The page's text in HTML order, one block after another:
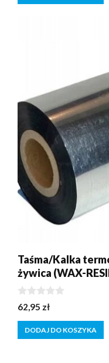
Taśma/Kalka
żywica (WAX-
0
z
5
62,95 zł
DODAJ DO KOSZYKA